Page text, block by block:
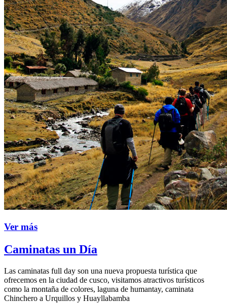
Ver más
Caminatas un Día
Las caminatas full day son una nueva propuesta turística que
ofrecemos en la ciudad de cusco, visitamos atractivos turísticos
como la montaña de colores, laguna de humantay, caminata
Chinchero a Urquillos y Huayllabamba